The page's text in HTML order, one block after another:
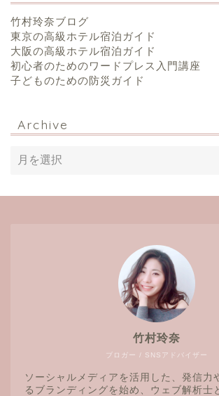
竹村玲奈ブログ
東京の高級ホテル宿泊ガイド
大阪の高級ホテル宿泊ガイド
初心者のためのワードプレス入門講座
子どものための防災ガイド
Archive
ブロガー / SNSアドバイザー
竹村玲奈
ソーシャルメディアを活用した、発信力
るブランディングを始め、ウェブ解析士